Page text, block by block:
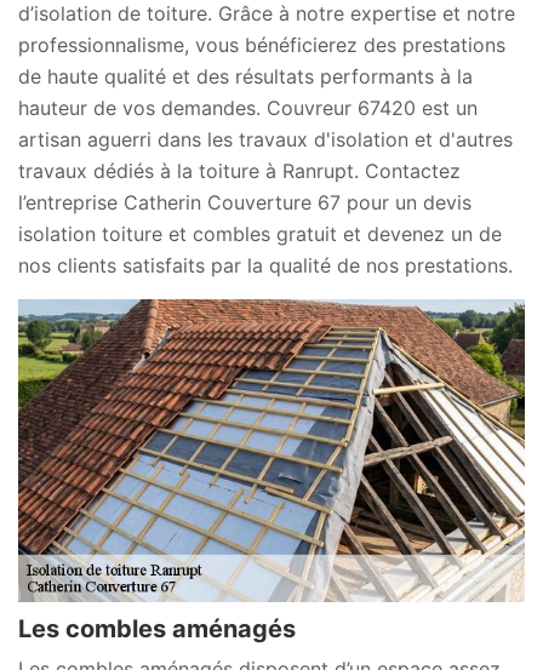
d’isolation de toiture. Grâce à notre expertise et notre
professionnalisme, vous bénéficierez des prestations
de haute qualité et des résultats performants à la
hauteur de vos demandes. Couvreur 67420 est un
artisan aguerri dans les travaux d'isolation et d'autres
travaux dédiés à la toiture à Ranrupt. Contactez
l’entreprise Catherin Couverture 67 pour un devis
isolation toiture et combles gratuit et devenez un de
nos clients satisfaits par la qualité de nos prestations.
Les combles aménagés